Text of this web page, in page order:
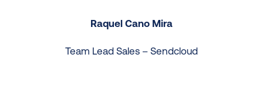
Raquel Cano Mira
Team Lead Sales – Sendcloud